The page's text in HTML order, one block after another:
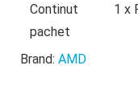
Continut
pachet
1 x
Brand: AMD